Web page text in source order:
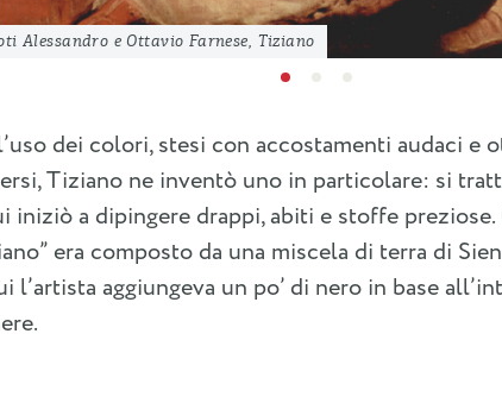
Alessandro e Ottavio Farnese, Tiziano
dei colori, stesi con accostamenti audaci e
Tiziano ne inventò uno in particolare: si
iniziò a dipingere drappi, abiti e stoffe
era composto da una miscela di terra di
l’artista aggiungeva un po’ di nero in base